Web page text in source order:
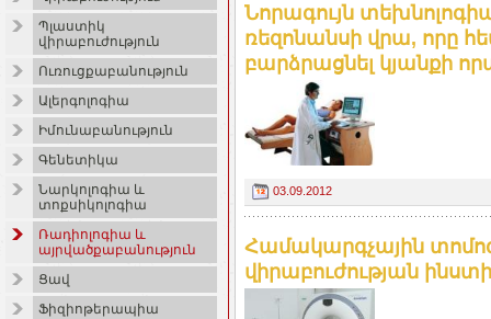
Պլաստիկ
վիրաբուժություն
Ուռուցքաբանություն
Ալերգոլոգիա
Իմունաբանություն
Գենետիկա
Նարկոլոգիա և
տոքսիկոլոգիա
Ռադիոլոգիա և
այրվածքաբանություն
Ցավ
Ֆիզիոթերապիա
Նորագույն
ռեզոնանսի վրա, որը
բարձրացնել կյանքի
03.09.2012
Համակարգչային
վիրաբուժության